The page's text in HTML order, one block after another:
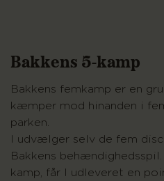
Bakkens 5-kamp
Bakkens femkamp er en
kæmper mod hinanden i
parken.
I udvælger selv de fem
Bakkens
kamp, får I udleveret en